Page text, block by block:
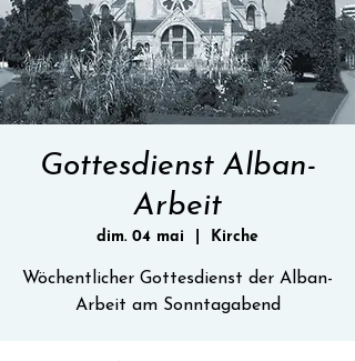
Gottesdienst Alban-
Arbeit
dim. 04 mai Kirche
Wöchentlicher Gottesdienst der Alban-